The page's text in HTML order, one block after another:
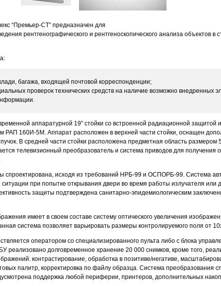
“Премьер-СТ” предназначен для
рентгенографического и рентгеноскопического анализа объектов в
багажа, входящей почтовой корреспонденции;
проверок технических средств на наличие возможно внедренных
аппаратурной 19” стойки со встроенной радиационной
РАП 160И-5М. Аппарат расположен в верхней части стойки, оснащен
В средней части стойки расположена предметная область размером
телевизионный преобразователь и система приводов для получения
спроектирована, исходя из требований НРБ-99 и ОСПОРБ-99. Система
при попытке открывания двери во время работы излучателя или
защиты подтверждена санитарно-эпидемиологическим
имеет в своем составе систему оптического увеличения
система позволяет варьировать размеры контролируемого поля от
оператором со специализированного пульта либо с блока
реализовано долговременное хранение 20 000 снимков, кроме того,
контрастирование, обработка в позитиве/негативе,
палитр, корректировка по файлу образца. Система преобразования
поддержка любой периферии, принтеров, дополнительных